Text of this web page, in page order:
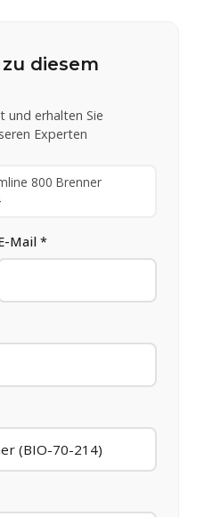
diesem
und erhalten Sie
Experten
800 Brenner
Mail *